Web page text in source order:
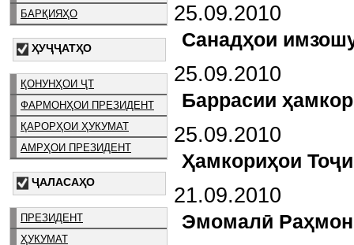
БАРҚИЯҲО
ҲУҶҶАТҲО
ҚОНУНҲОИ ҶТ
ФАРМОНҲОИ ПРЕЗИДЕНТ
ҚАРОРҲОИ ҲУКУМАТ
АМРҲОИ ПРЕЗИДЕНТ
ҶАЛАСАҲО
ПРЕЗИДЕНТ
ҲУКУМАТ
25.09.2010
Санадҳои
25.09.2010
Баррасии
25.09.2010
Ҳамкориҳои
21.09.2010
Эмомалӣ Раҳмон